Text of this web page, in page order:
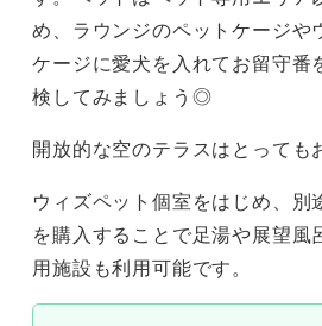
め、ラウンジのペットケージや
ケージに愛犬を入れてお留守番
検してみましょう◎
開放的な空のテラスはとっても
ウィズペット個室をはじめ、別
を購入することで足湯や展望風
用施設も利用可能です。